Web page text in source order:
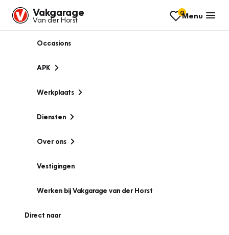
Vakgarage
Van der Horst
0Menu
Occasions
APK
Werkplaats
Diensten
Over ons
Vestigingen
Werken bij Vakgarage van der Horst
Direct naar